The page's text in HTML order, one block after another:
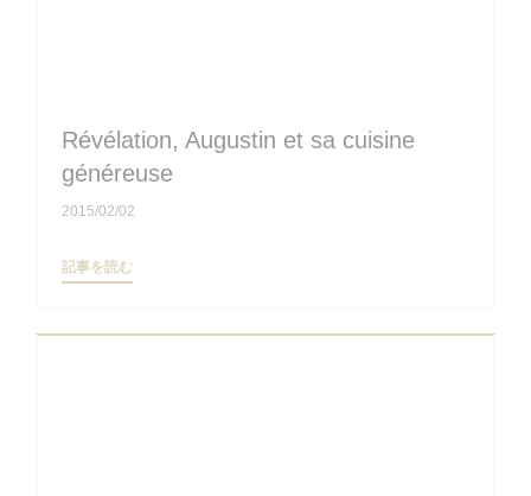
Révélation, Augustin et sa cuisine
généreuse
2015/02/02
記事を読む((新しいウィンドウで開きます))